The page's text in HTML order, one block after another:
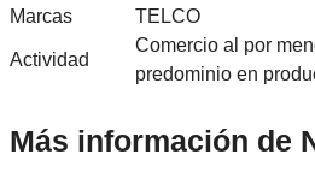
Marcas TELCO
Actividad
Comercio al por
predominio en
Más información de